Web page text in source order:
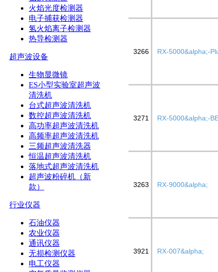
火焰光度检测器
电子捕获检测器
氢火焰离子检测器
热导检测器
超声波设备
生物显微镜
ES小型实验室超声波
清洗机
台式超声波清洗机
数控超声波清洗机
高功率超声波清洗机
高频率超声波清洗机
三频超声波清洗器
恒温超声波清洗机
落地式超声波清洗机
超声波粉碎机（新
款）
行业仪器
石油仪器
农业仪器
通讯仪器
无损检测仪器
电工仪器
3266 RX-5000&alpha;-
3271 RX-5000&alpha;-
3263 RX-9000&alpha;
3921 RX-007&alpha;